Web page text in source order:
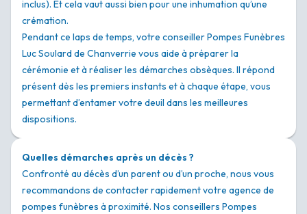
inclus). Et cela vaut aussi bien pour une inhumation qu’une
crémation.
Pendant ce laps de temps, votre conseiller Pompes Funèbres
Luc Soulard de Chanverrie vous aide à préparer la
cérémonie et à réaliser les démarches obsèques. Il répond
présent dès les premiers instants et à chaque étape, vous
permettant d’entamer votre deuil dans les meilleures
dispositions.
Quelles démarches après un décès ?
Confronté au décès d’un parent ou d’un proche, nous vous
recommandons de contacter rapidement votre agence de
pompes funèbres à proximité. Nos conseillers Pompes